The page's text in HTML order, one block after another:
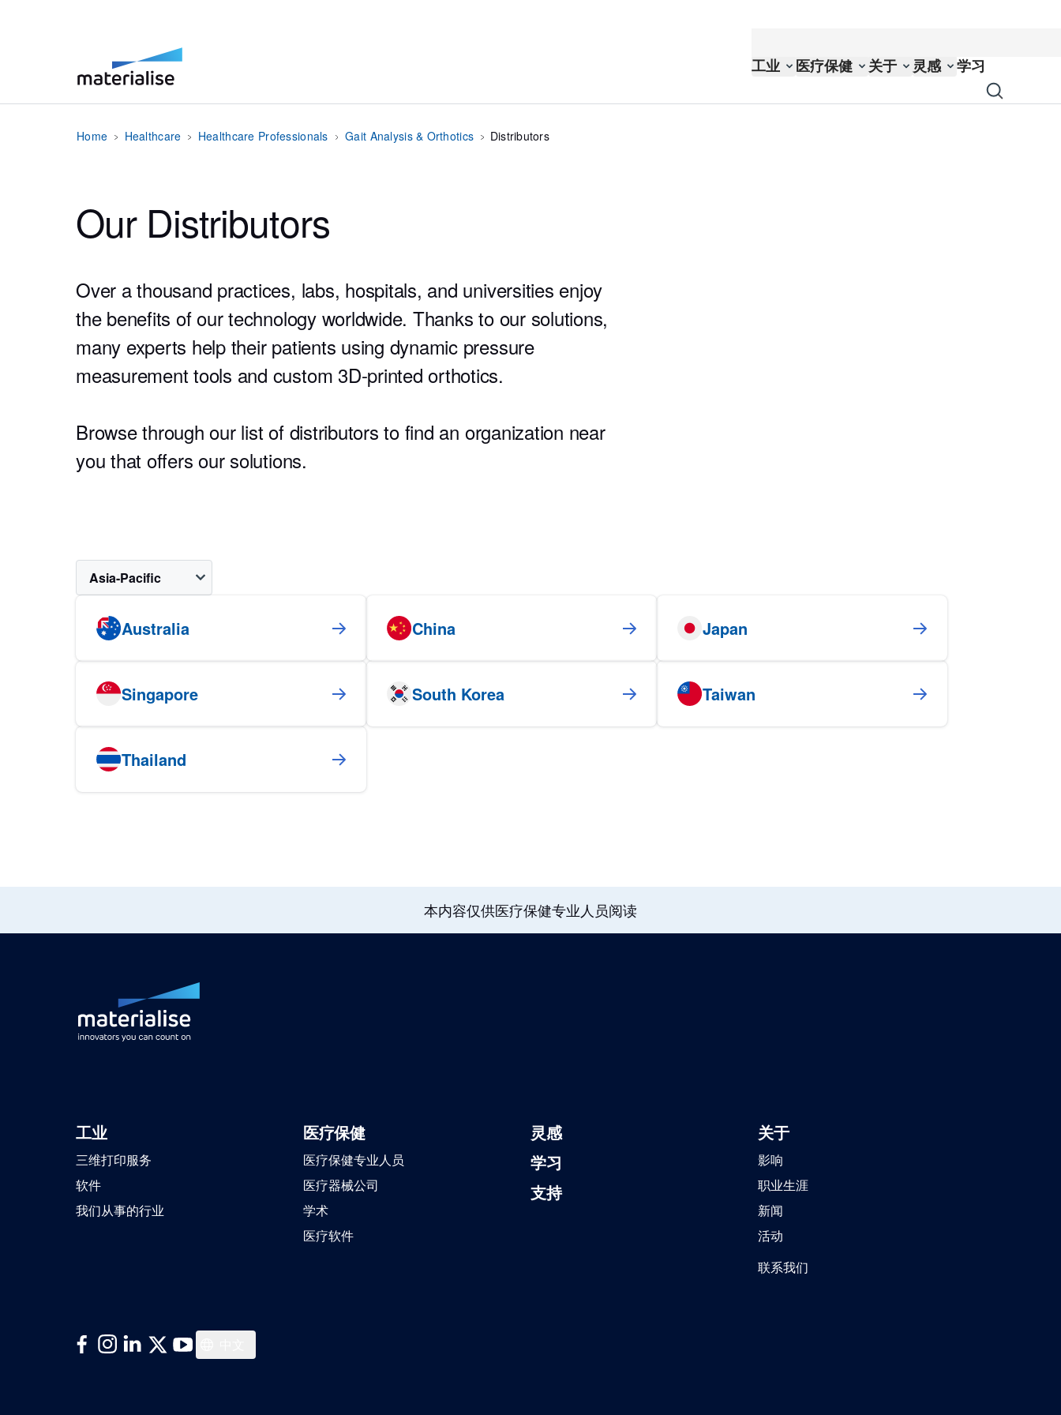
工业 医疗保健 关于 灵感 学习
Home Healthcare Healthcare Professionals Gait Analysis & Orthotics Distributors
Our Distributors
Over a thousand practices, labs, hospitals, and universities enjoy
the benefits of our technology worldwide. Thanks to our solutions,
many experts help their patients using dynamic pressure
measurement tools and custom 3D-printed orthotics.
Browse through our list of distributors to find an organization near
you that offers our solutions.
Asia-Pacific
Australia China Japan
Singapore South Korea Taiwan
Thailand
本内容仅供医疗保健专业人员阅读
工业
三维打印服务
软件
我们从事的行业
医疗保健
医疗保健专业人员
医疗器械公司
学术
医疗软件
灵感
学习
支持
关于
影响
职业生涯
新闻
活动
联系我们
Deutsch